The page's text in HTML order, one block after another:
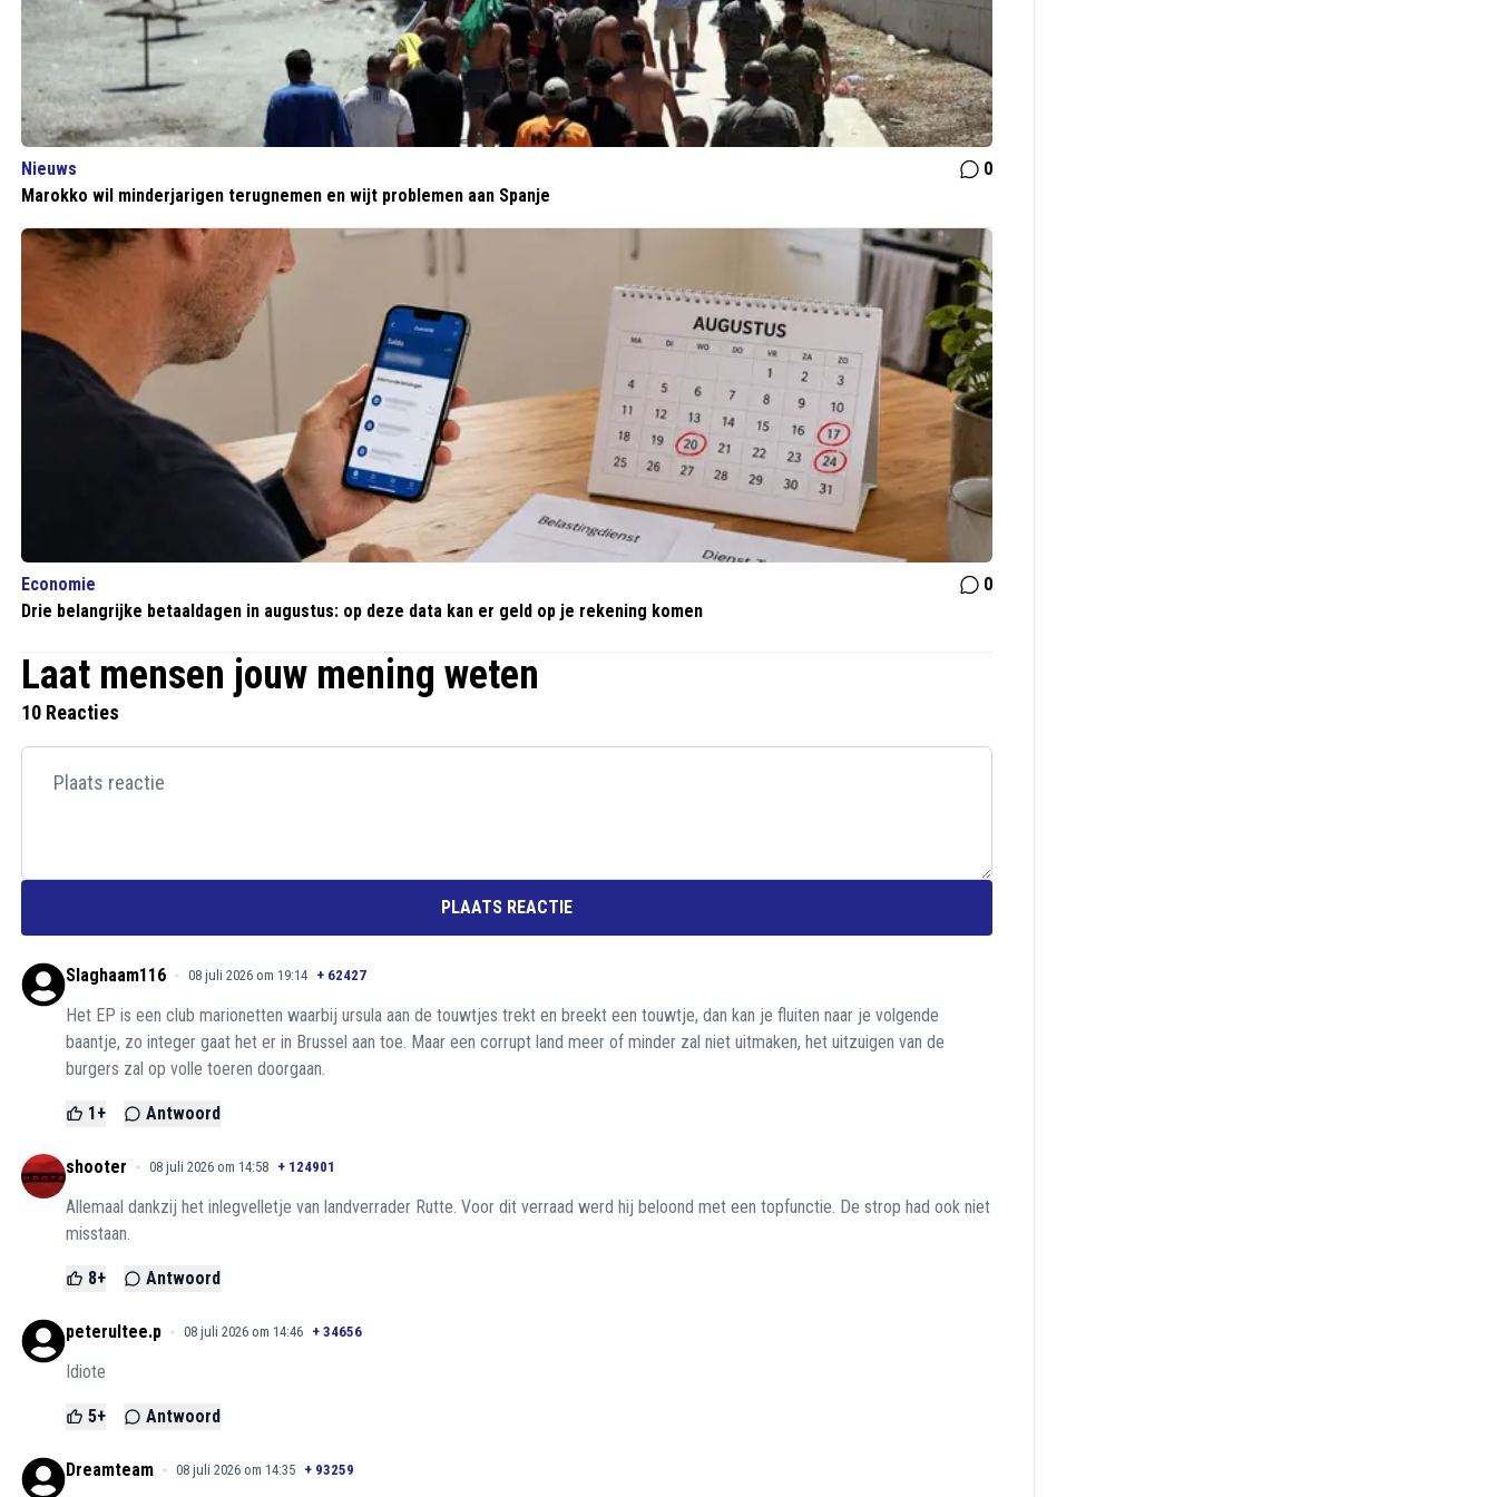
Nieuws
0
Marokko wil minderjarigen terugnemen en wijt problemen aan Spanje
Economie
0
Drie belangrijke betaaldagen in augustus: op deze data kan er geld op je rekening komen
Laat mensen jouw mening weten
10 Reacties
PLAATS REACTIE
Slaghaam116 08 juli 2026 om 19:14 + 62427
Het EP is een club marionetten waarbij ursula aan de touwtjes trekt en breekt een touwtje, dan kan je fluiten naar je volgende
baantje, zo integer gaat het er in Brussel aan toe. Maar een corrupt land meer of minder zal niet uitmaken, het uitzuigen van de
burgers zal op volle toeren doorgaan.
1+ Antwoord
shooter 08 juli 2026 om 14:58 + 124901
Allemaal dankzij het inlegvelletje van landverrader Rutte. Voor dit verraad werd hij beloond met een topfunctie. De strop had ook niet
misstaan.
8+ Antwoord
peterultee.p 08 juli 2026 om 14:46 + 34656
Idiote
5+ Antwoord
Dreamteam 08 juli 2026 om 14:35 + 93259